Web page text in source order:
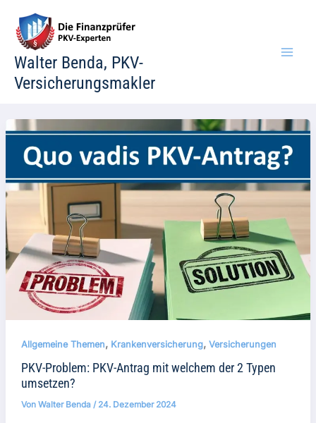
Inhalt
springen
Walter Benda, PKV-
Versicherungsmakler
Allgemeine Themen, Krankenversicherung, Versicherungen
PKV-Problem: PKV-Antrag mit welchem der 2 Typen
umsetzen?
Von Walter Benda / 24. Dezember 2024